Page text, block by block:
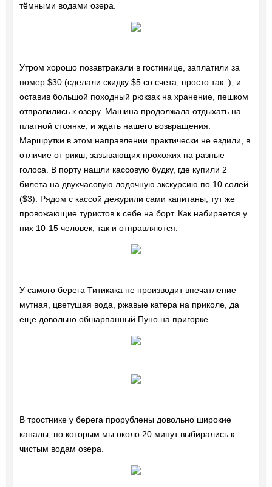
тёмными водами озера.
Утром хорошо позавтракали в гостинице, заплатили за
номер $30 (сделали скидку $5 со счета, просто так :), и
оставив большой походный рюкзак на хранение, пешком
отправились к озеру. Машина продолжала отдыхать на
платной стоянке, и ждать нашего возвращения.
Маршрутки в этом направлении практически не ездили, в
отличие от рикш, зазывающих прохожих на разные
голоса. В порту нашли кассовую будку, где купили 2
билета на двухчасовую лодочную экскурсию по 10 солей
($3). Рядом с кассой дежурили сами капитаны, тут же
провожающие туристов к себе на борт. Как набирается у
них 10-15 человек, так и отправляются.
У самого берега Титикака не производит впечатление –
мутная, цветущая вода, ржавые катера на приколе, да
еще довольно обшарпанный Пуно на пригорке.
В тростнике у берега прорублены довольно широкие
каналы, по которым мы около 20 минут выбирались к
чистым водам озера.